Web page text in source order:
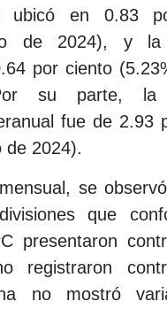
ubicó en 0.83
de 2024), y la
por ciento
su parte, la
fue de 2.93
de 2024).
se
que
presentaron
registraron
no mostró